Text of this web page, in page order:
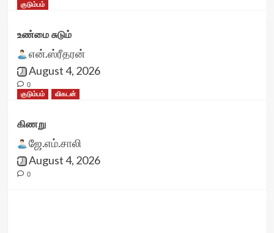
குடும்பம்
உண்மை சுடும்
என்.ஸ்ரீதரன்
August 4, 2026
0
குடும்பம்
விகடன்
கிணறு
ஜே.எம்.சாலி
August 4, 2026
0